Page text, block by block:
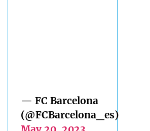
— FC Barcelona
(@FCBarcelona_es)